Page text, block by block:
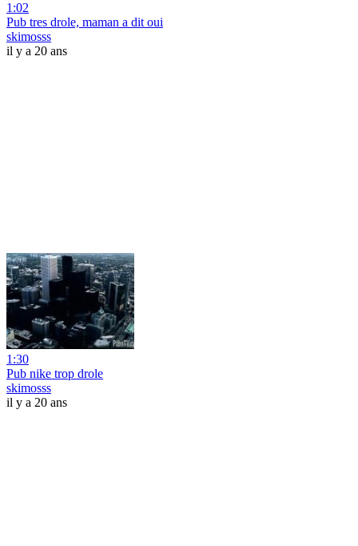
1:02
Pub tres drole, maman a dit oui
skimosss
il y a 20 ans
1:30
Pub nike trop drole
skimosss
il y a 20 ans